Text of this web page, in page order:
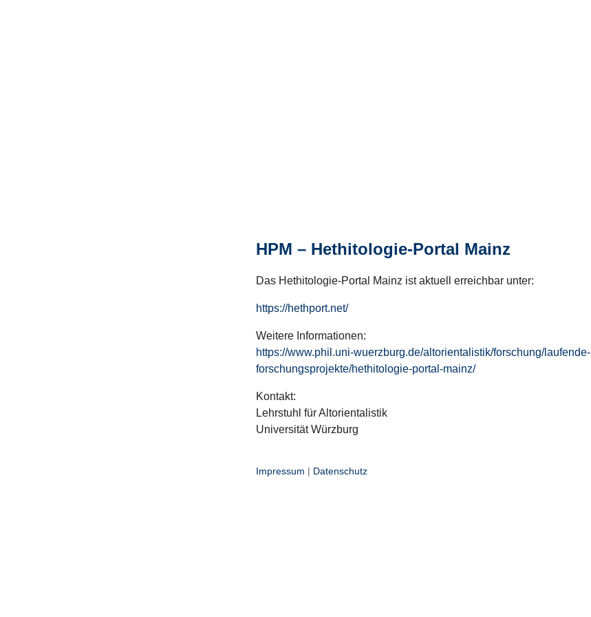
HPM – Hethitologie-Portal Mainz
Das Hethitologie-Portal Mainz ist aktuell erreichbar unter:
https://hethport.net/
Weitere Informationen:
https://www.phil.uni-wuerzburg.de/altorientalistik/forschung/laufende-
forschungsprojekte/hethitologie-portal-mainz/
Kontakt:
Lehrstuhl für Altorientalistik
Universität Würzburg
Impressum | Datenschutz